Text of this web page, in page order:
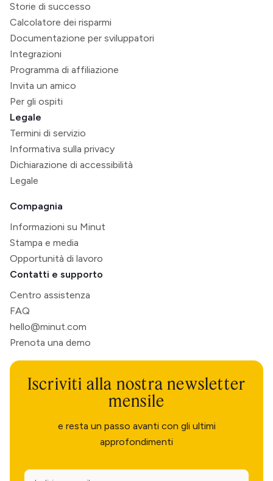
Storie di successo
Calcolatore dei risparmi
Documentazione per sviluppatori
Integrazioni
Programma di affiliazione
Invita un amico
Per gli ospiti
Legale
Termini di servizio
Informativa sulla privacy
Dichiarazione di accessibilità
Legale
Compagnia
Informazioni su Minut
Stampa e media
Opportunità di lavoro
Contatti e supporto
Centro assistenza
FAQ
hello@minut.com
Prenota una demo
Iscriviti alla nostra newsletter
mensile
e resta un passo avanti con gli ultimi
approfondimenti